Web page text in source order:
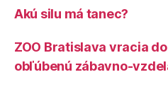
Akú silu má tanec?
ZOO Bratislava vracia
obľúbenú zábavno-